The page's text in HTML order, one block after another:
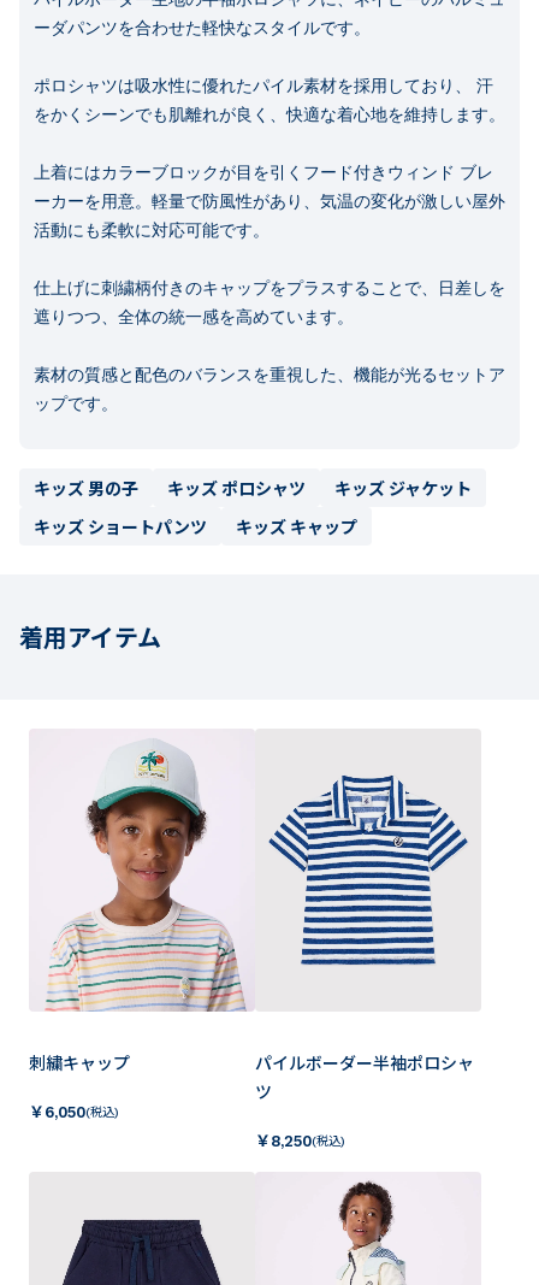
ーダパンツを合わせた軽快なスタイルです。
ポロシャツは吸水性に優れたパイル素材を採用しており、 汗
をかくシーンでも肌離れが良く、快適な着心地を維持します。
上着にはカラーブロックが目を引くフード付きウィンド ブレ
ーカーを用意。軽量で防風性があり、気温の変化が激しい屋外
活動にも柔軟に対応可能です。
仕上げに刺繍柄付きのキャップをプラスすることで、日差しを
遮りつつ、全体の統一感を高めています。
素材の質感と配色のバランスを重視した、機能が光るセットア
ップです。
キッズ 男の子 キッズ ポロシャツ
キッズ ジャケット
キッズ ショートパンツ
キッズ キャップ
着用アイテム
刺繍キャップ
￥ 6,050(税込)
パイルボーダー半袖ポロシャ
ツ
￥ 8,250(税込)